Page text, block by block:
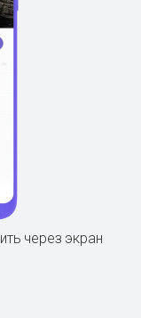
через экран